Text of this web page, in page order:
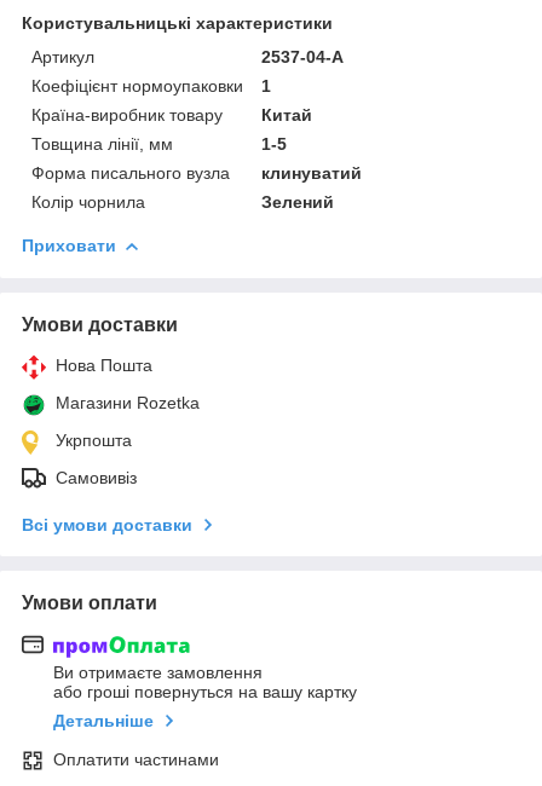
Користувальницькі характеристики
Артикул
2537-04-A
Коефіцієнт нормоупаковки
1
Країна-виробник товару
Китай
Товщина лінії, мм
1-5
Форма писального вузла
клинуватий
Колір чорнила
Зелений
Приховати
Умови доставки
Нова Пошта
Магазини Rozetka
Укрпошта
Самовивіз
Всі умови доставки
Умови оплати
Ви отримаєте замовлення
або гроші повернуться на вашу картку
Детальніше
Оплатити частинами